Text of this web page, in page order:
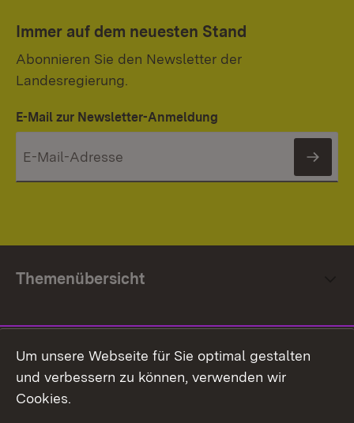
Immer auf dem neuesten Stand
Abonnieren Sie den Newsletter der
Landesregierung.
E-Mail zur Newsletter-Anmeldung
Themenübersicht
Social Media
Facebook
Um unsere Webseite für Sie optimal gestalten
und verbessern zu können, verwenden wir
Cookies.